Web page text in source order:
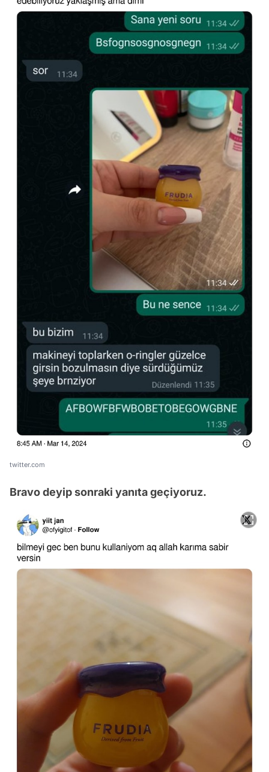
twitter.com
Bravo deyip sonraki yanıta geçiyoruz.